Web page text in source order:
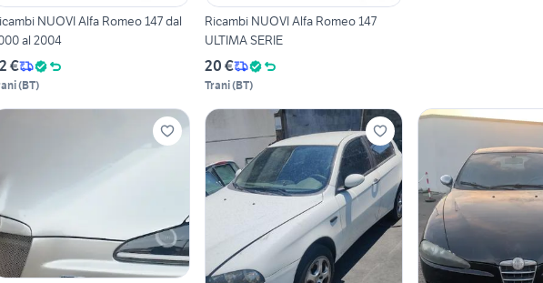
NUOVI Alfa Romeo 147 dal
al 2004
€
(BT)
Ricambi NUOVI Alfa Romeo 147
ULTIMA SERIE
20 €
Trani(BT)